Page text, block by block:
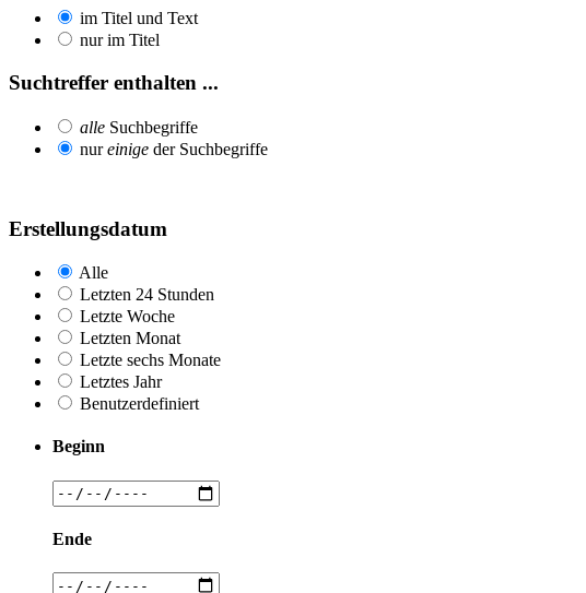
im Titel und Text
nur im Titel
Suchtreffer enthalten ...
alle Suchbegriffe
nureinige der Suchbegriffe
Erstellungsdatum
Alle
Letzten 24 Stunden
Letzte Woche
Letzten Monat
Letzte sechs Monate
Letztes Jahr
Benutzerdefiniert
Beginn
Ende